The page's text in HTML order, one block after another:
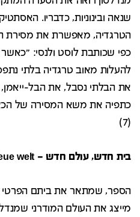
שנאה ובינוניות, כדבריו.
הטרגדיה, מאפשרת את מסירת
כפי שכותבת לוסט ולנסי: "כאשר
להעלות מאוב טרגדיה בלתי
את הבלתי נסבל, את הבל-
כתפיה את משא המסירה של
(7)
בית חדש, עולם חדש – Neues Haus, Neue welt
הספר, שמתאר את ביתם הפרטי
מייצג את העולם המודרני